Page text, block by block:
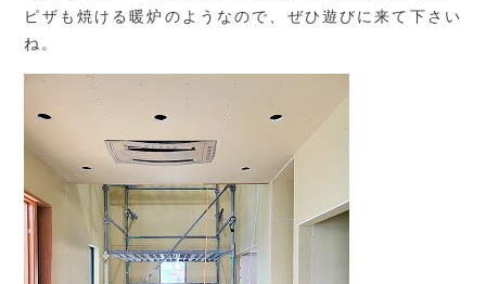
ピザも焼ける暖炉のようなので、ぜひ遊びに来て下さい
ね。